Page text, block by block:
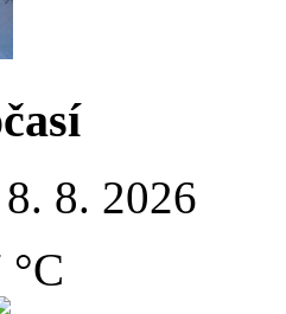
8. 2026
°C